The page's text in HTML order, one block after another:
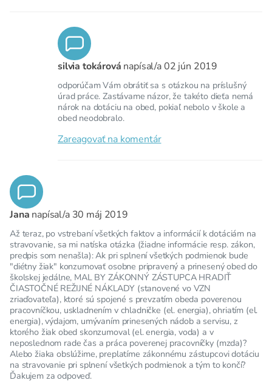
silvia tokárová napísal/a02 jún 2019
odporúčam Vám obrátiť sa s otázkou na príslušný
úrad práce. Zastávame názor, že takéto dieťa nemá
nárok na dotáciu na obed, pokiaľ nebolo v škole a
obed neodobralo.
Zareagovať na komentár
Jana napísal/a 30 máj 2019
Až teraz, po vstrebaní všetkých faktov a informácií k dotáciám na
stravovanie, sa mi natíska otázka (žiadne informácie resp. zákon,
predpis som nenašla): Ak pri splnení všetkých podmienok bude
"diétny žiak" konzumovať osobne pripravený a prinesený obed do
školskej jedálne, MAL BY ZÁKONNÝ ZÁSTUPCA HRADIŤ
ČIASTOČNÉ REŽIJNÉ NÁKLADY (stanovené vo VZN
zriaďovateľa), ktoré sú spojené s prevzatím obeda poverenou
pracovníčkou, uskladnením v chladničke (el. energia), ohriatím (el.
energia), výdajom, umývaním prinesených nádob a servisu, z
ktorého žiak obed skonzumoval (el. energia, voda) a v
neposlednom rade čas a práca poverenej pracovníčky (mzda)?
Alebo žiaka obslúžime, preplatíme zákonnému zástupcovi dotáciu
na stravovanie pri splnení všetkých podmienok a tým to končí?
Ďakujem za odpoveď.